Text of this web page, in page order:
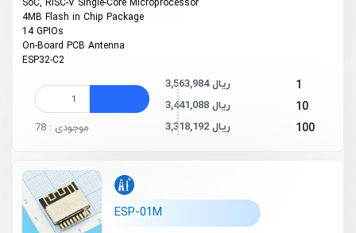
SoC, RISC-V Single-Core Microprocessor
4MB Flash in Chip Package
14 GPIOs
On-Board PCB Antenna
ESP32-C2
1 3,563,984 ریال
10 3,441,088 ریال
100 3,318,192 ریال موجودی : 78
ESP-01M